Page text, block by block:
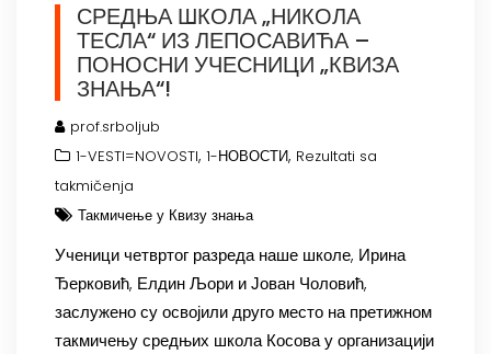
СРЕДЊА ШКОЛА „НИКОЛА
ТЕСЛА“ ИЗ ЛЕПОСАВИЋА –
ПОНОСНИ УЧЕСНИЦИ „КВИЗА
ЗНАЊА“!
prof.srboljub
1-VESTI=NOVOSTI, 1-НОВОСТИ, Rezultati sa
takmičenja
Такмичење у Квизу знања
Ученици четвртог разреда наше школе, Ирина
Ђерковић, Елдин Љори и Јован Чоловић,
заслужено су освојили друго место на претижном
такмичењу средњих школа Косова у организацији